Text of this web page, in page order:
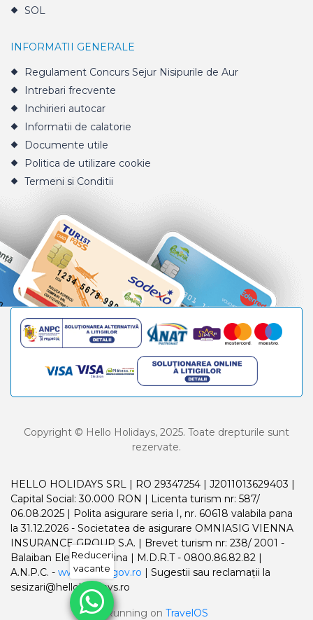
SOL
INFORMATII GENERALE
Regulament Concurs Sejur Nisipurile de Aur
Intrebari frecvente
Inchirieri autocar
Informatii de calatorie
Documente utile
Politica de utilizare cookie
Termeni si Conditii
Copyright © Hello Holidays, 2025. Toate drepturile sunt
rezervate.
HELLO HOLIDAYS SRL | RO 29347254 | J2011013629403 |
Capital Social: 30.000 RON | Licenta turism nr: 587/
06.08.2025 | Polita asigurare seria I, nr. 60618 valabila pana
la 31.12.2026 - Societatea de asigurare OMNIASIG VIENNA
INSURANCE GROUP S.A. | Brevet turism nr: 238/ 2001 -
Balaiban Elena Madalina | M.D.R.T - 0800.86.82.82 |
A.N.P.C. - www.anpc.gov.ro | Sugestii sau reclamații la
sesizari@helloholidays.ro
Running on TravelOS
Reduceri
vacante